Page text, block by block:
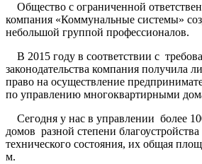
Общество с ограниченной
компания «Коммунальные системы»
небольшой группой профессионалов.
В 2015 году в соответствии с
законодательства компания получила
право на осуществление
по управлению многоквартирными
Сегодня у нас в управлении более
домов разной степени благоустройства
технического состояния, их общая
м.